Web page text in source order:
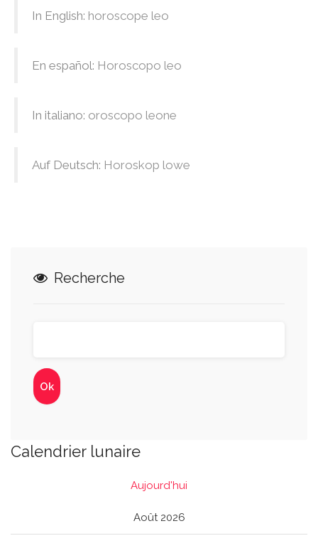
In English: horoscope leo
En español: Horoscopo leo
In italiano: oroscopo leone
Auf Deutsch: Horoskop lowe
Recherche
Calendrier lunaire
Aujourd'hui
Août 2026